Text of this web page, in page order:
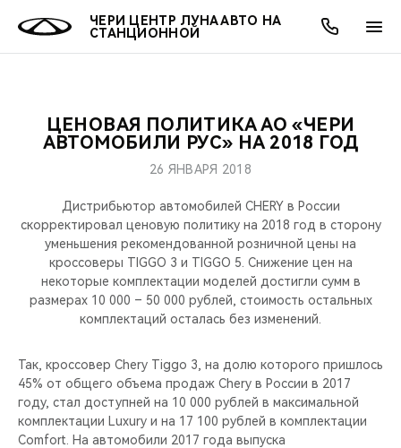
ЧЕРИ ЦЕНТР ЛУНА АВТО НА
СТАНЦИОННОЙ
МОДЕЛИ
КРОССОВЕРЫ
СЕДАНЫ
ПОКУПАТЕЛЯМ
КРЕДИТ И СТРАХОВАНИЕ
ВЛАДЕЛЬЦАМ
ЗАПЧАСТИ И АКСЕССУАРЫ
ПОДДЕРЖКА
МИР CHERY
О БРЕНДЕ
CHERY В СОЦСЕТЯХ
БЛАГОТВОРИТЕЛЬНОСТЬ
CHERY REMOTE
АКЦИИ
ОНЛАЙН СЕРВИСЫ
КРЕДИТ
О КОМПАНИИ
МЫ В СОЦСЕТЯХ
ЦЕНОВАЯ ПОЛИТИКА АО «ЧЕРИ
АВТОМОБИЛИ РУС» НА 2018 ГОД
26 ЯНВАРЯ 2018
Дистрибьютор автомобилей CHERY в России
скорректировал ценовую политику на 2018 год в сторону
уменьшения рекомендованной розничной цены на
кроссоверы TIGGO 3 и TIGGO 5. Снижение цен на
некоторые комплектации моделей достигли сумм в
размерах 10 000 – 50 000 рублей, стоимость остальных
комплектаций осталась без изменений.
Так, кроссовер Chery Tiggo 3, на долю которого пришлось
45% от общего объема продаж Chery в России в 2017
году, стал доступней на 10 000 рублей в максимальной
комплектации Luxury и на 17 100 рублей в комплектации
Comfort. На автомобили 2017 года выпуска